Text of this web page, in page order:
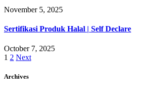
November 5, 2025
Sertifikasi Produk Halal | Self Declare
October 7, 2025
1 2 Next
Archives